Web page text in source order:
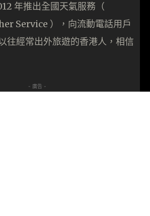
年推出全國天氣服務（
Service ），向流動電話用戶
往經常出外旅遊的香港人，相信
- 廣告 -